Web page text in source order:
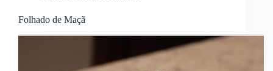
Folhado de Maçã